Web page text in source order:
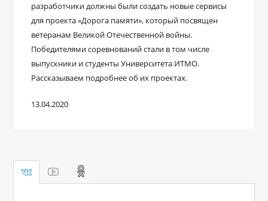
разработчики должны были создать новые сервисы
для проекта «Дорога памяти», который посвящен
ветеранам Великой Отечественной войны.
Победителями соревнований стали в том числе
выпускники и студенты Университета ИТМО.
Рассказываем подробнее об их проектах.
13.04.2020